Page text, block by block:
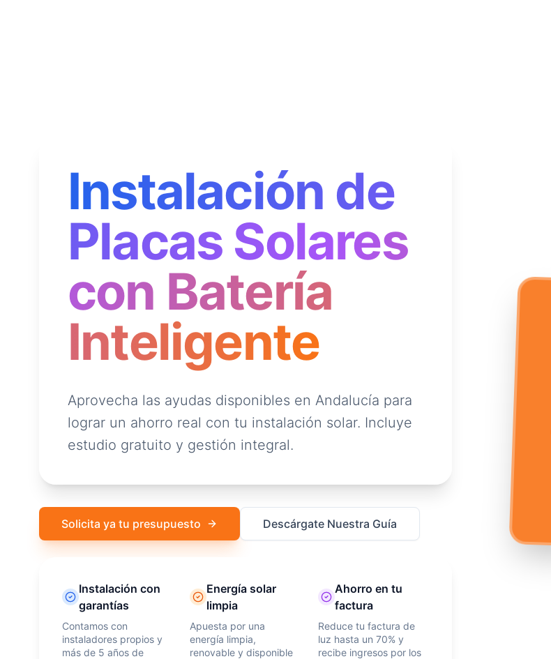
Instalación de
Placas Solares
con Batería
Inteligente
Aprovecha las ayudas disponibles en Andalucía para
lograr un ahorro real con tu instalación solar. Incluye
estudio gratuito y gestión integral.
Solicita ya tu presupuesto Descárgate Nuestra Guía
Instalación con
garantías
Contamos con
instaladores propios y
más de 5 años de
Energía solar
limpia
Apuesta por una
energía limpia,
renovable y disponible
Ahorro en tu
factura
Reduce tu factura de
luz hasta un 70% y
recibe ingresos por los